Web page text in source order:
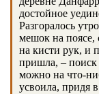
достойное
Разгоралось
мешок на поясе,
на кисти рук, и
пришла, – поиск
можно на что-
усвоила, придя